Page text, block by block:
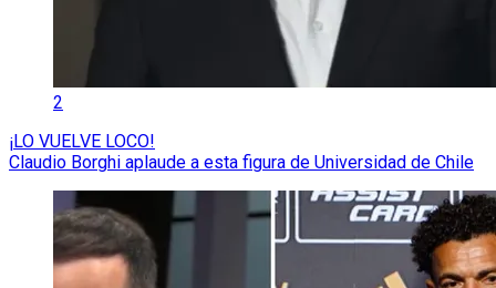
2
¡LO VUELVE LOCO!
Claudio Borghi aplaude a esta figura de Universidad de Chile